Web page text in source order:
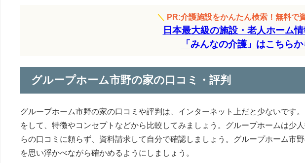
＼ PR:介護施設をかんたん検索！無料で
日本最大級の施設・老人ホーム
「みんなの介護」はこちらか
グループホーム市野の家の口コミ・評判
グループホーム市野の家の口コミや評判は、インターネット上だと少ないです
をして、特徴やコンセプトなどから比較してみましょう。グループホームは少
らの口コミに頼らず、資料請求して自分で確認しましょう。グループホーム市
を思い浮かべながら確かめるようにしましょう。